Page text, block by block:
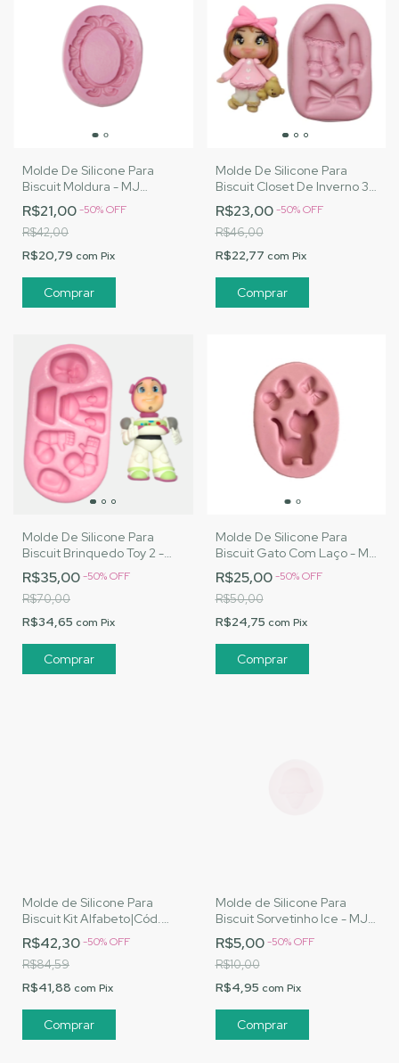
Molde De Silicone Para
Biscuit Moldura - MJ
Artesanatos |Cód. 1667
R$21,00-50%OFF
R$42,00
R$20,79 com Pix
Molde De Silicone Para
Biscuit Closet De Inverno 3 -
MJ Artesanatos |Cód. 3088
R$23,00-50%OFF
R$46,00
R$22,77 com Pix
Molde De Silicone Para
Biscuit Brinquedo Toy 2 -
MJ Artesanatos |Cód. 3043
R$35,00-50%OFF
R$70,00
R$34,65 com Pix
Molde De Silicone Para
Biscuit Gato Com Laço - MJ
Artesanatos |Cód. 2757
R$25,00-50%OFF
R$50,00
R$24,75 com Pix
Molde de Silicone Para
Biscuit Kit Alfabeto|Cód.
2608
R$42,30-50%OFF
R$84,59
R$41,88 com Pix
Molde de Silicone Para
Biscuit Sorvetinho Ice - MJ
Artesanatos |Cód. 2313
R$5,00-50%OFF
R$10,00
R$4,95 com Pix